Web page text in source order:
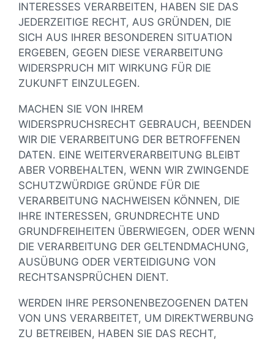
INTERESSES VERARBEITEN, HABEN SIE DAS
JEDERZEITIGE RECHT, AUS GRÜNDEN, DIE
SICH AUS IHRER BESONDEREN SITUATION
ERGEBEN, GEGEN DIESE VERARBEITUNG
WIDERSPRUCH MIT WIRKUNG FÜR DIE
ZUKUNFT EINZULEGEN.
MACHEN SIE VON IHREM
WIDERSPRUCHSRECHT GEBRAUCH, BEENDEN
WIR DIE VERARBEITUNG DER BETROFFENEN
DATEN. EINE WEITERVERARBEITUNG BLEIBT
ABER VORBEHALTEN, WENN WIR ZWINGENDE
SCHUTZWÜRDIGE GRÜNDE FÜR DIE
VERARBEITUNG NACHWEISEN KÖNNEN, DIE
IHRE INTERESSEN, GRUNDRECHTE UND
GRUNDFREIHEITEN ÜBERWIEGEN, ODER WENN
DIE VERARBEITUNG DER GELTENDMACHUNG,
AUSÜBUNG ODER VERTEIDIGUNG VON
RECHTSANSPRÜCHEN DIENT.
WERDEN IHRE PERSONENBEZOGENEN DATEN
VON UNS VERARBEITET, UM DIREKTWERBUNG
ZU BETREIBEN, HABEN SIE DAS RECHT,